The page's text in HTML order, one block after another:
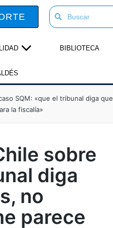
BIBLIOTECA
SQM: «que el tribunal diga que
la fiscalía»
sobre
diga
no
parece